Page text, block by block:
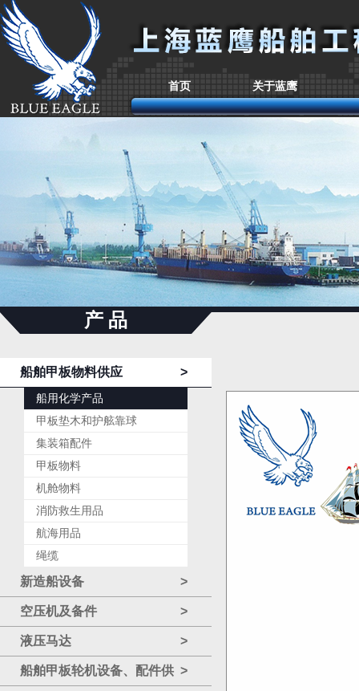
首页 关于蓝鹰
产 品
船舶甲板物料供应 >
船用化学产品
甲板垫木和护舷靠球
集装箱配件
甲板物料
机舱物料
消防救生用品
航海用品
绳缆
新造船设备 >
空压机及备件 >
液压马达 >
船舶甲板轮机设备、配件供 >